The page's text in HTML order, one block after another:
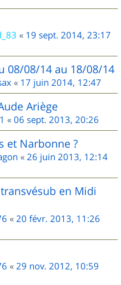
« 19 sept. 2014, 23:17
08/08/14 au 18/08/14
« 17 juin 2014, 12:47
Ariège
« 06 sept. 2013, 20:26
et Narbonne ?
« 26 juin 2013, 12:14
en Midi
« 20 févr. 2013, 11:26
« 29 nov. 2012, 10:59